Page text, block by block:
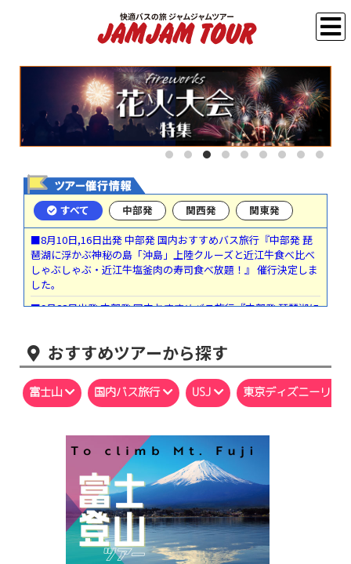
すべて 中部発 関西発
関東発
■8月10日,16日出発 中部発 国内おすすめバス旅行『中部発 琵
琶湖に浮かぶ神秘の島「沖島」上陸クルーズと近江牛食べ比べ
しゃぶしゃぶ・近江牛塩釜肉の寿司食べ放題！』 催行決定しま
した。
■9月28日出発 中部発 国内おすすめバス旅行『中部発 琵琶湖に
■9月18日,20日,22日,27日出発 中部発 国内おすすめバス旅行
『中部発 秋の味覚！中津川マロンパークで栗拾い！大人気のち
こり村ランチブッフェ！』 催行決定しました。
ち体験』 催行決定しました。
■9月06日,12日出発 中部発 国内おすすめバス旅行『中部発 巨
大生物のロマンと恐竜愛 大迫力の福井県立恐竜博物館とそば打
ち体験』 催行決定しました。
■8月08日,13日,15日,30日出発 中部発 国内おすすめバス旅行
『中部発 ペルセウス座流星群を伊吹山から！星空ガイド付解説
付き！近江牛鉄板焼きと風鈴まつり』 催行決定しました。
おすすめツアーから探す
富士山 国内バス旅行 USJ 東京ディズニーリゾ